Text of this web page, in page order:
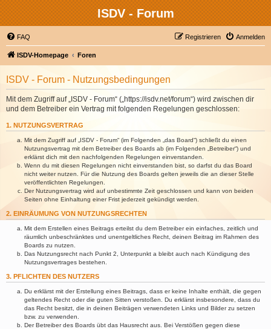
ISDV - Forum
FAQ Anmelden
Registrieren
ISDV-Homepage Foren
ISDV - Forum - Nutzungsbedingungen
Mit dem Zugriff auf „ISDV - Forum“ („https://isdv.net/forum“) wird zwischen dir
und dem Betreiber ein Vertrag mit folgenden Regelungen geschlossen:
1. NUTZUNGSVERTRAG
Mit dem Zugriff auf „ISDV - Forum“ (im Folgenden „das Board“) schließt du einen
Nutzungsvertrag mit dem Betreiber des Boards ab (im Folgenden „Betreiber“) und
erklärst dich mit den nachfolgenden Regelungen einverstanden.
Wenn du mit diesen Regelungen nicht einverstanden bist, so darfst du das Board
nicht weiter nutzen. Für die Nutzung des Boards gelten jeweils die an dieser Stelle
veröffentlichten Regelungen.
Der Nutzungsvertrag wird auf unbestimmte Zeit geschlossen und kann von beiden
Seiten ohne Einhaltung einer Frist jederzeit gekündigt werden.
2. EINRÄUMUNG VON NUTZUNGSRECHTEN
Mit dem Erstellen eines Beitrags erteilst du dem Betreiber ein einfaches, zeitlich und
räumlich unbeschränktes und unentgeltliches Recht, deinen Beitrag im Rahmen des
Boards zu nutzen.
Das Nutzungsrecht nach Punkt 2, Unterpunkt a bleibt auch nach Kündigung des
Nutzungsvertrages bestehen.
3. PFLICHTEN DES NUTZERS
Du erklärst mit der Erstellung eines Beitrags, dass er keine Inhalte enthält, die gegen
geltendes Recht oder die guten Sitten verstoßen. Du erklärst insbesondere, dass du
das Recht besitzt, die in deinen Beiträgen verwendeten Links und Bilder zu setzen
bzw. zu verwenden.
Der Betreiber des Boards übt das Hausrecht aus. Bei Verstößen gegen diese